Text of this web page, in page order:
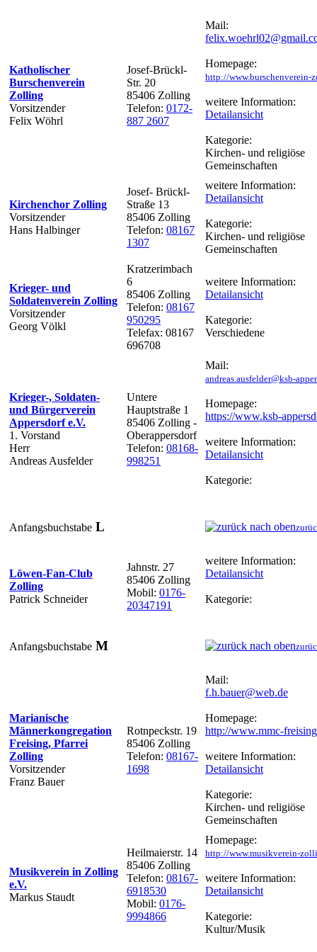
Katholischer
Burschenverein
Zolling
Vorsitzender
Felix Wöhrl
Josef-Brückl-
Str. 20
85406 Zolling
Telefon: 0172-
887 2607
Mail:
Homepage:
http://www.burschenverein-
weitere Information:
Detailansicht
Kategorie:
Kirchen- und religiöse
Gemeinschaften
Kirchenchor Zolling
Vorsitzender
Hans Halbinger
Josef- Brückl-
Straße 13
85406 Zolling
Telefon: 08167
1307
weitere Information:
Detailansicht
Kategorie:
Kirchen- und religiöse
Gemeinschaften
Krieger- und
Soldatenverein Zolling
Vorsitzender
Georg Völkl
Kratzerimbach
6
85406 Zolling
Telefon: 08167
950295
Telefax: 08167
696708
weitere Information:
Detailansicht
Kategorie:
Verschiedene
Krieger-, Soldaten-
und Bürgerverein
Appersdorf e.V.
1. Vorstand
Herr
Andreas Ausfelder
Untere
Hauptstraße 1
85406 Zolling -
Oberappersdorf
Telefon: 08168-
998251
Mail:
andreas.ausfelder@ksb-
Homepage:
https://www.ksb-
weitere Information:
Detailansicht
Kategorie:
Anfangsbuchstabe L
Löwen-Fan-Club
Zolling
Patrick Schneider
Jahnstr. 27
85406 Zolling
Mobil: 0176-
20347191
weitere Information:
Detailansicht
Kategorie:
Anfangsbuchstabe M
Marianische
Männerkongregation
Freising, Pfarrei
Zolling
Vorsitzender
Franz Bauer
Rotnpeckstr. 19
85406 Zolling
Telefon: 08167-
1698
Mail:
f.h.bauer@web.de
Homepage:
http://www.mmc-
weitere Information:
Detailansicht
Kategorie:
Kirchen- und religiöse
Gemeinschaften
Musikverein in Zolling
e.V.
Markus Staudt
Heilmaierstr. 14
85406 Zolling
Telefon: 08167-
6918530
Mobil: 0176-
9994866
Homepage:
http://www.musikverein-
weitere Information:
Detailansicht
Kategorie:
Kultur/Musik